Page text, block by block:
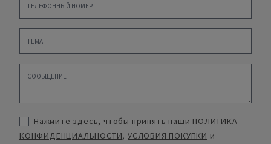
Нажмите здесь, чтобы принять наши ПОЛИТИКА
КОНФИДЕНЦИАЛЬНОСТИ,УСЛОВИЯ ПОКУПКИ и